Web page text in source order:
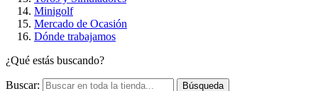
Minigolf
Mercado de Ocasión
Dónde trabajamos
¿Qué estás buscando?
Buscar: Búsqueda